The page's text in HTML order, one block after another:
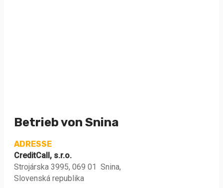
Betrieb von Snina
ADRESSE
CreditCall, s.r.o.
Strojárska 3995, 069 01 Snina,
Slovenská republika